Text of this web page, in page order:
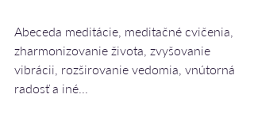
Abeceda meditácie, meditačné cvičenia,
zharmonizovanie života, zvyšovanie
vibrácii, rozširovanie vedomia, vnútorná
radosť a iné...